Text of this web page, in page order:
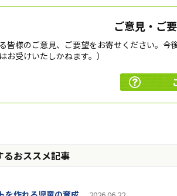
ご意見・ご
皆様のご意見、ご要望をお寄せください。
お受けいたしかねます。）
るおススメ記事